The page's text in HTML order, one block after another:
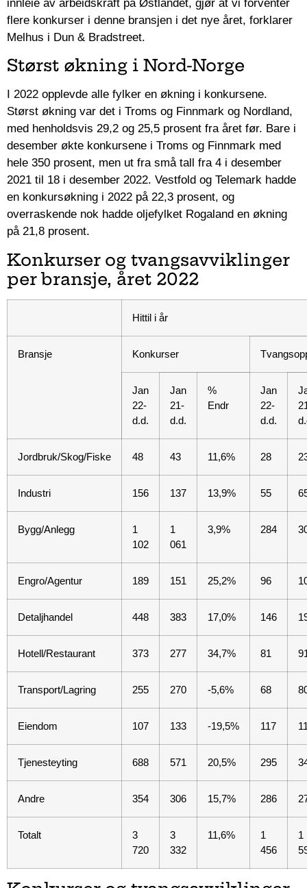
innleie av arbeidskraft på Østlandet, gjør at vi forventer
flere konkurser i denne bransjen i det nye året, forklarer
Melhus i Dun & Bradstreet.
Størst økning i Nord-Norge
I 2022 opplevde alle fylker en økning i konkursene.
Størst økning var det i Troms og Finnmark og Nordland,
med henholdsvis 29,2 og 25,5 prosent fra året før. Bare i
desember økte konkursene i Troms og Finnmark med
hele 350 prosent, men ut fra små tall fra 4 i desember
2021 til 18 i desember 2022. Vestfold og Telemark hadde
en konkursøkning i 2022 på 22,3 prosent, og
overraskende nok hadde oljefylket Rogaland en økning
på 21,8 prosent.
Konkurser og tvangsavviklinger
per bransje, året 2022
Hittil i år
Bransje Konkurser
Jan
22-
d.d.
Jan
21-
d.d.
%
Endr
Jan
22-
d.d.
Jordbruk/Skog/Fiske 48 43 11,6% 28
Industri 156 137 13,9% 55
Bygg/Anlegg
1
102
1
061
3,9% 284
Engro/Agentur 189 151 25,2% 96
Detaljhandel 448 383 17,0% 146
Hotell/Restaurant 373 277 34,7% 81
Transport/Lagring 255 270 -5,6% 68
Eiendom 107 133 -19,5% 117
Tjenesteyting 688 571 20,5% 295
Andre 354 306 15,7% 286
Totalt
3
720
3
332
11,6%
1
456
1